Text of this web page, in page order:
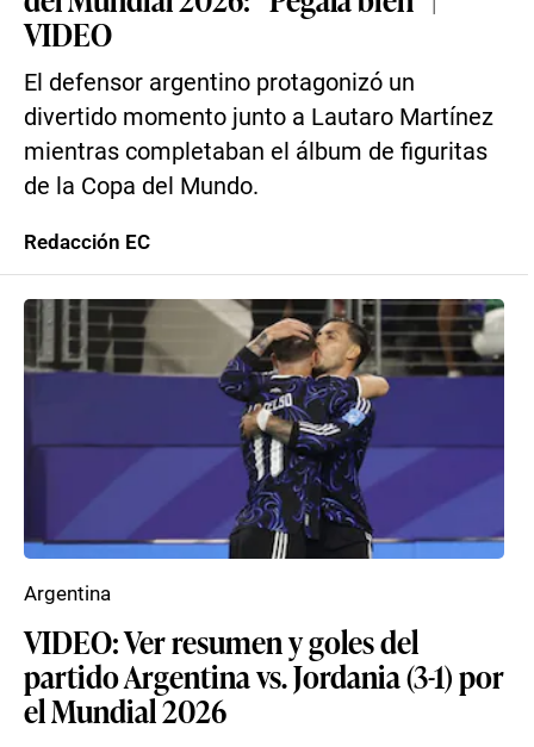
VIDEO
El defensor argentino protagonizó un
divertido momento junto a Lautaro Martínez
mientras completaban el álbum de figuritas
de la Copa del Mundo.
Redacción EC
VIDEO: Ver resumen y goles del
partido Argentina vs. Jordania (3-1) por
el Mundial 2026
Argentina